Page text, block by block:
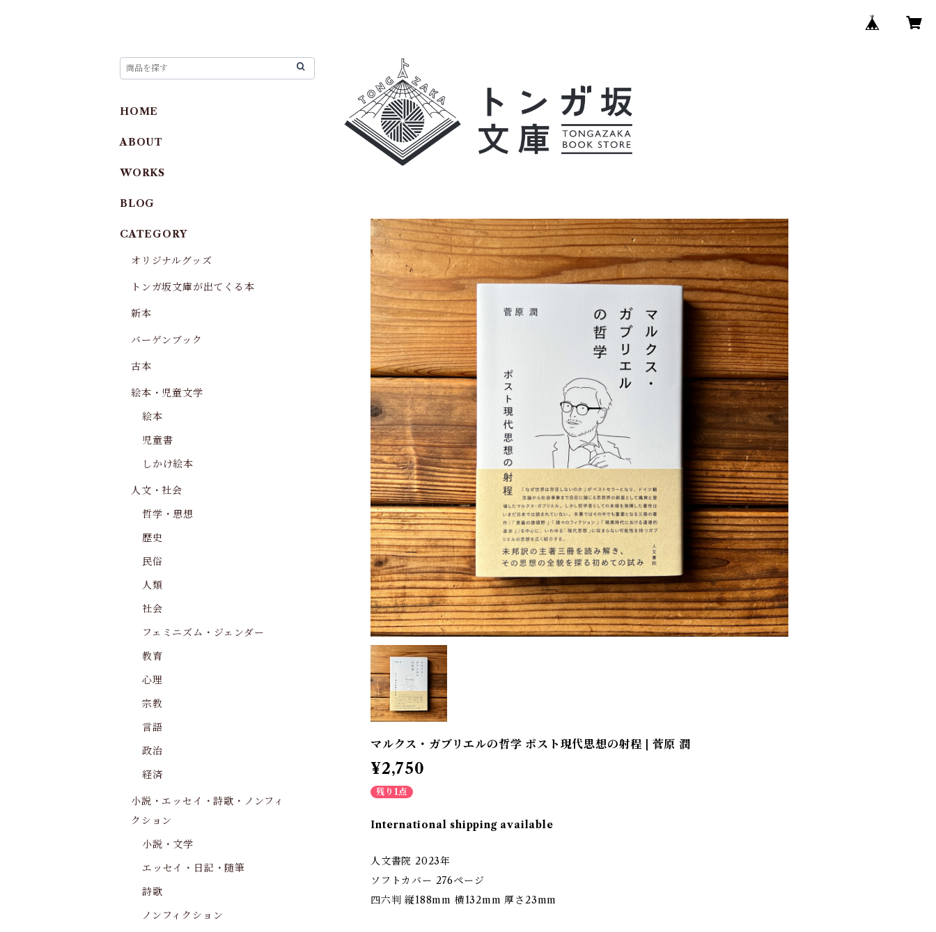
マルクス・ガブリエルの哲学 ポスト現代思想の射程 | 菅原 潤
¥2,750
残り1点
International shipping available
人文書院 2023年
ソフトカバー 276ページ
四六判 縦188mm 横132mm 厚さ23mm
HOME
ABOUT
WORKS
BLOG
CATEGORY
オリジナルグッズ
トンガ坂文庫が出てくる本
新本
バーゲンブック
古本
絵本・児童文学
絵本
児童書
しかけ絵本
人文・社会
哲学・思想
歴史
民俗
人類
社会
フェミニズム・ジェンダー
教育
心理
宗教
言語
政治
経済
小説・エッセイ・詩歌・ノンフィ
クション
小説・文学
エッセイ・日記・随筆
詩歌
ノンフィクション